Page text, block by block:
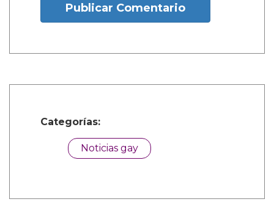
Publicar Comentario
Categorías:
Noticias gay